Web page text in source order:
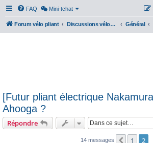
FAQ Mini-tchat
Forum vélo pliant Discussions vélos pliants Général
[Futur pliant électrique
Ahooga ?
Répondre
14 messages 1 2